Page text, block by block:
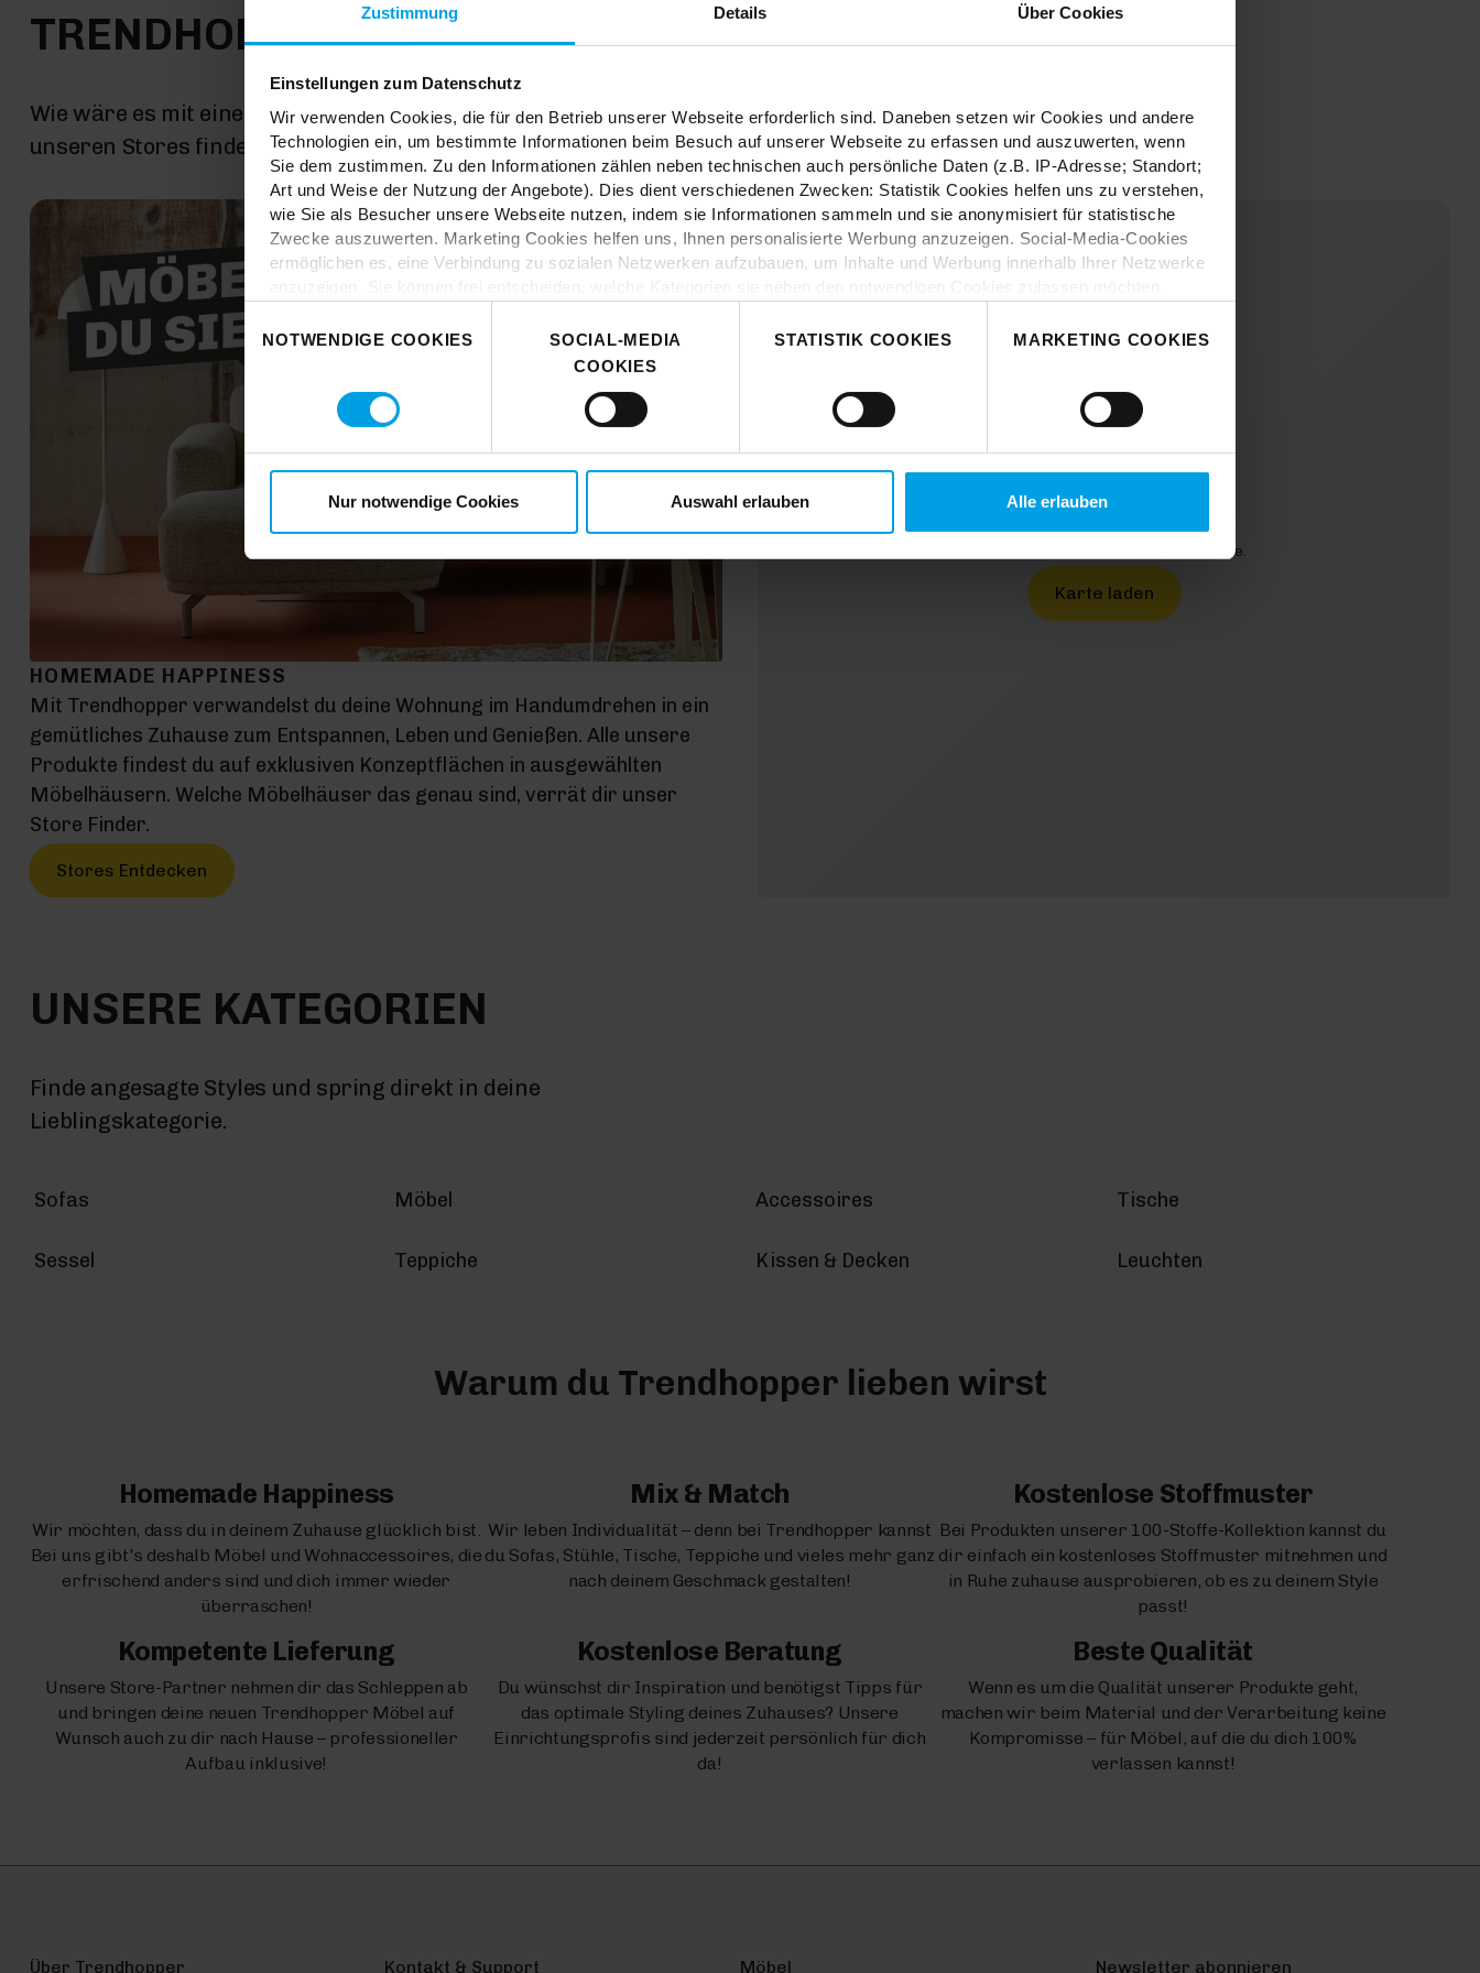
Zustimmung Details Über Cookies
Einstellungen zum Datenschutz
Wir verwenden Cookies, die für den Betrieb unserer Webseite erforderlich sind. Daneben setzen wir Cookies und andere
Technologien ein, um bestimmte Informationen beim Besuch auf unserer Webseite zu erfassen und auszuwerten, wenn
Sie dem zustimmen. Zu den Informationen zählen neben technischen auch persönliche Daten (z.B. IP-Adresse; Standort;
Art und Weise der Nutzung der Angebote). Dies dient verschiedenen Zwecken: Statistik Cookies helfen uns zu verstehen,
wie Sie als Besucher unsere Webseite nutzen, indem sie Informationen sammeln und sie anonymisiert für statistische
Zwecke auszuwerten. Marketing Cookies helfen uns, Ihnen personalisierte Werbung anzuzeigen. Social-Media-Cookies
ermöglichen es, eine Verbindung zu sozialen Netzwerken aufzubauen, um Inhalte und Werbung innerhalb Ihrer Netzwerke
dem Einsatz aller Cookies einverstanden sind. Über „ Einstellungen“ können sie eine Auswahl treffen. Sie können eine
erteilte Einwilligung jederzeit mit Wirkung für die Zukunft widerrufen. Für weitere Informationen lesen Sie bitte unsere
Einwilligungsauswahl
NOTWENDIGE COOKIES
SOCIAL-MEDIA
COOKIES
STATISTIK COOKIES MARKETING COOKIES
Nur notwendige Cookies Auswahl erlauben Alle erlauben
TRENDHOPPER STORES
Wie wäre es mit einer großen Portion Inspiration und Kreativität? In
unseren Stores findest du alle Trendhopper Möbel, Stoffe und Styles.
HOMEMADE HAPPINESS
Mit Trendhopper verwandelst du deine Wohnung im Handumdrehen in ein
gemütliches Zuhause zum Entspannen, Leben und Genießen. Alle unsere
Produkte findest du auf exklusiven Konzeptflächen in ausgewählten
Möbelhäusern. Welche Möbelhäuser das genau sind, verrät dir unser
Store Finder.
Stores Entdecken
Durch das Laden akzeptieren Sie die
Datenschutzbestimmungen von Google.
Karte laden
UNSERE KATEGORIEN
Finde angesagte Styles und spring direkt in deine
Lieblingskategorie.
Sofas Möbel Accessoires Tische
Sessel Teppiche Kissen & Decken Leuchten
Warum du Trendhopper lieben wirst
Homemade Happiness
Wir möchten, dass du in deinem Zuhause glücklich bist.
Bei uns gibt's deshalb Möbel und Wohnaccessoires, die
erfrischend anders sind und dich immer wieder
überraschen!
Mix & Match
Wir leben Individualität – denn bei Trendhopper kannst
du Sofas, Stühle, Tische, Teppiche und vieles mehr ganz
nach deinem Geschmack gestalten!
Kostenlose Stoffmuster
Bei Produkten unserer 100-Stoffe-Kollektion kannst du
dir einfach ein kostenloses Stoffmuster mitnehmen und
in Ruhe zuhause ausprobieren, ob es zu deinem Style
passt!
Kompetente Lieferung
Unsere Store-Partner nehmen dir das Schleppen ab
und bringen deine neuen Trendhopper Möbel auf
Wunsch auch zu dir nach Hause – professioneller
Aufbau inklusive!
Kostenlose Beratung
Du wünschst dir Inspiration und benötigst Tipps für
das optimale Styling deines Zuhauses? Unsere
Einrichtungsprofis sind jederzeit persönlich für dich
da!
Beste Qualität
Wenn es um die Qualität unserer Produkte geht,
machen wir beim Material und der Verarbeitung keine
Kompromisse – für Möbel, auf die du dich 100%
verlassen kannst!
Über Trendhopper Kontakt & Support Möbel Newsletter abonnieren